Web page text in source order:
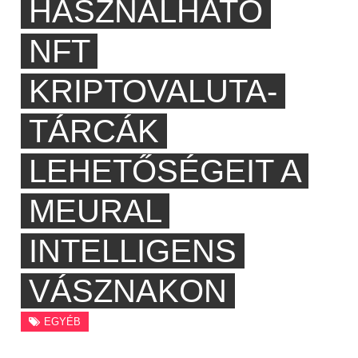
HASZNÁLHATÓ
NFT
KRIPTOVALUTA-
TÁRCÁK
LEHETŐSÉGEIT A
MEURAL
INTELLIGENS
VÁSZNAKON
EGYÉB